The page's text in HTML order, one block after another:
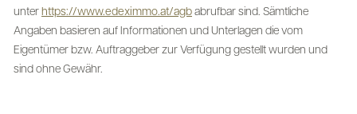
unter https://www.edeximmo.at/agb abrufbar sind. Sämtliche
Angaben basieren auf Informationen und Unterlagen die vom
Eigentümer bzw. Auftraggeber zur Verfügung gestellt wurden und
sind ohne Gewähr.